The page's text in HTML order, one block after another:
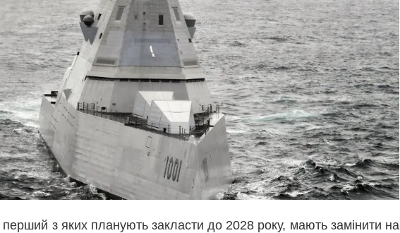
перший з яких планують закласти до 2028 року, мають замінити на